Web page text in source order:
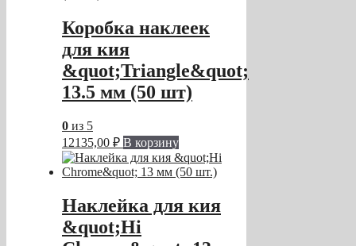
Коробка наклеек
для кия
&quot;Triangle&quot;
13.5 мм (50 шт)
0 из 5
12135,00 ₽ В корзину
Наклейка для кия
&quot;Hi